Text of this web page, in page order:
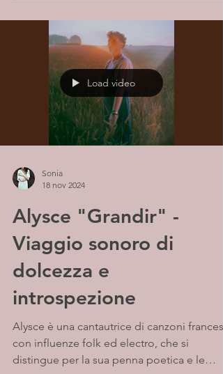
Load video
Sonia
18 nov 2024
Alysce "Grandir" -
Viaggio sonoro di
dolcezza e
introspezione
Alysce è una cantautrice di canzoni francesi
con influenze folk ed electro, che si
distingue per la sua penna poetica e le